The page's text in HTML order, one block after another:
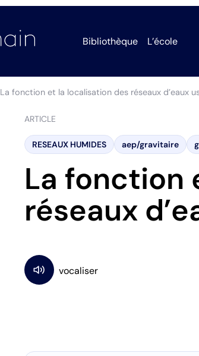
Bibliothèque L’école
La fonction et la localisation des réseaux d’eaux
ARTICLE
RESEAUX HUMIDES aep/gravitaire
La fonction
réseaux